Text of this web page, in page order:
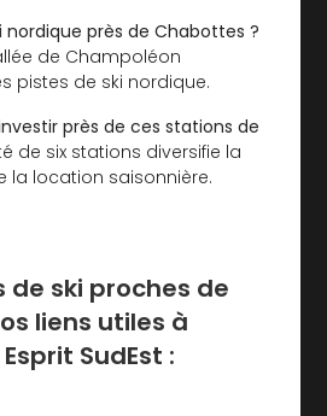
près de Chabottes ?
de Champoléon
pistes de ski nordique.
près de ces stations de
de six stations diversifie la
la location saisonnière.
de ski proches de
liens utiles à
SudEst :